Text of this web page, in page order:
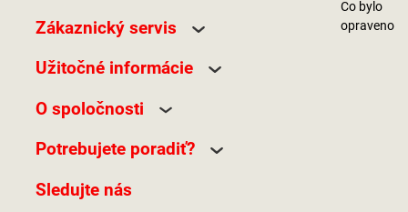
Zákaznický servis
Užitočné informácie
O spoločnosti
Potrebujete poradiť?
Sledujte nás
Co bylo
opraveno